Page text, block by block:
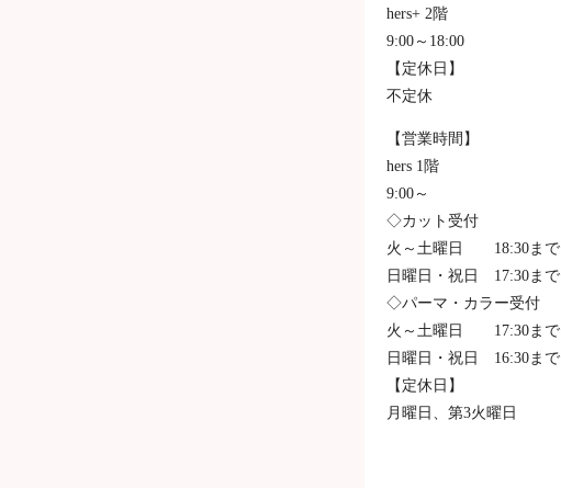
hers+ 2階
9:00～18:00
【定休日】
不定休
【営業時間】
hers 1階
9:00～
◇カット受付
火～土曜日 18:30まで
日曜日・祝日 17:30まで
◇パーマ・カラー受付
火～土曜日 17:30まで
日曜日・祝日 16:30まで
【定休日】
月曜日、第3火曜日